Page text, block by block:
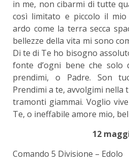
in me, non cibarmi di tutte
così limitato e piccolo il mio
ardo come la terra secca
bellezze della vita mi sono
Di te di Te ho bisogno
fonte d’ogni bene che solo
prendimi, o Padre. Son
Prendimi a te, avvolgimi nella
tramonti giammai. Voglio
Te, o ineffabile amore mio,
12
Comando 5 Divisione – Edolo